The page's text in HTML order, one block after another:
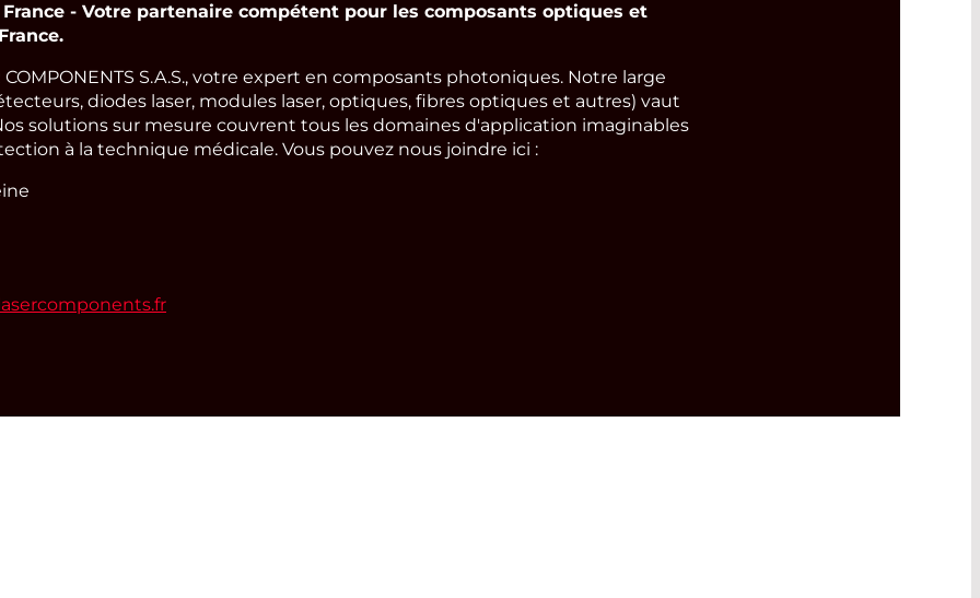
France - Votre partenaire compétent pour les composants optiques et
S.A.S., votre expert en composants photoniques. Notre large
diodes laser, modules laser, optiques, fibres optiques et autres) vaut
solutions sur mesure couvrent tous les domaines d'application imaginables
à la technique médicale. Vous pouvez nous joindre ici :
lasercomponents.fr